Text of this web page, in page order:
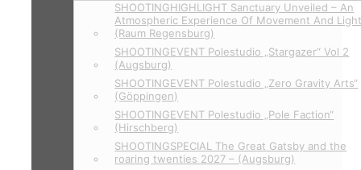
SHOOTINGHIGHLIGHT Sanctuary Unveiled – An
Atmospheric Experience Of Movement And
(Raum Regensburg)
SHOOTINGEVENT Polestudio „Stargazer“ Vol 2
(Augsburg)
SHOOTINGEVENT Polestudio „Zero Gravity Arts“
(Göppingen)
SHOOTINGEVENT Polestudio „Pole Faction“
(Hirschberg)
SHOOTINGSPECIAL The Great Gatsby and the
roaring twenties 2027 – (Augsburg)